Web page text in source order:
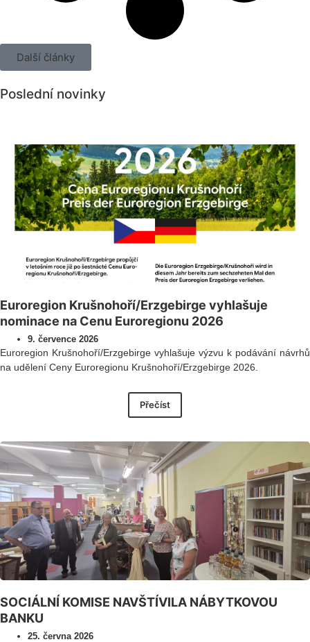
Další články
Poslední novinky
Euroregion Krušnohoří/Erzgebirge vyhlašuje
nominace na Cenu Euroregionu 2026
9. července 2026
Euroregion Krušnohoří/Erzgebirge vyhlašuje výzvu k podávání návrhů
na udělení Ceny Euroregionu Krušnohoří/Erzgebirge 2026.
Přečíst
SOCIÁLNÍ KOMISE NAVŠTÍVILA NÁBYTKOVOU
BANKU
25. června 2026